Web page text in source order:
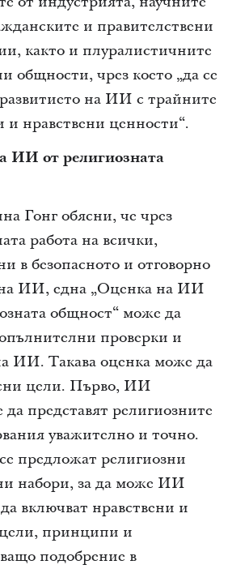
и правителствени
както и плуралистичните
общности, чрез което „да се
развитието на ИИ с трайните
нравствени ценности“.
ИИ от религиозната
Гонг обясни, че чрез
работа на всички,
в безопасното и отговорно
ИИ, една „Оценка на ИИ
общност“ може да
проверки и
ИИ. Такава оценка може да
цели. Първо, ИИ
да представят религиозните
уважително и точно.
предложат религиозни
набори, за да може ИИ
включват нравствени и
принципи и
подобрение в